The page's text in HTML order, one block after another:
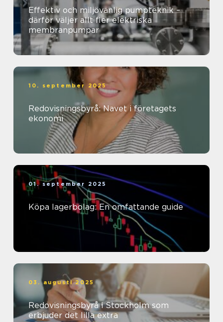
Effektiv och miljövänlig pumpteknik –
därför väljer allt fler elektriska
membranpumpar
10. september 2025
Redovisningsbyrå: Navet i företagets
ekonomi
01. september 2025
Köpa lagerbolag: En omfattande guide
03. augusti 2025
Redovisningsbyrå i Stockholm som
erbjuder det lilla extra